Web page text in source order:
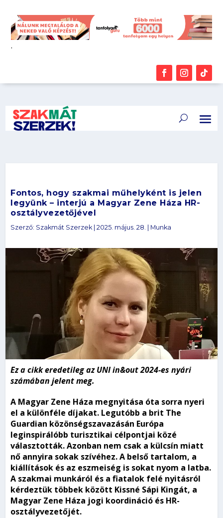
.
Fontos, hogy szakmai műhelyként is jelen
legyünk – interjú a Magyar Zene Háza HR-
osztályvezetőjével
Szerző: Szakmát Szerzek|2025. május. 28. Munka
Ez a cikk eredetileg az UNI in&out 2024-es nyári
számában jelent meg.
A Magyar Zene Háza megnyitása óta sorra nyeri
el a különféle díjakat. Legutóbb a brit The
Guardian közönségszavazásán Európa
leginspirálóbb turisztikai célpontjai közé
választották. Azonban nem csak a külcsín miatt
nő annyira sokak szívéhez. A belső tartalom, a
kiállítások és az eszmeiség is sokat nyom a latba.
A szakmai munkáról és a fiatalok felé nyitásról
kérdeztük többek között Kissné Sápi Kingát, a
Magyar Zene Háza jogi koordináció és HR-
osztályvezetőjét.